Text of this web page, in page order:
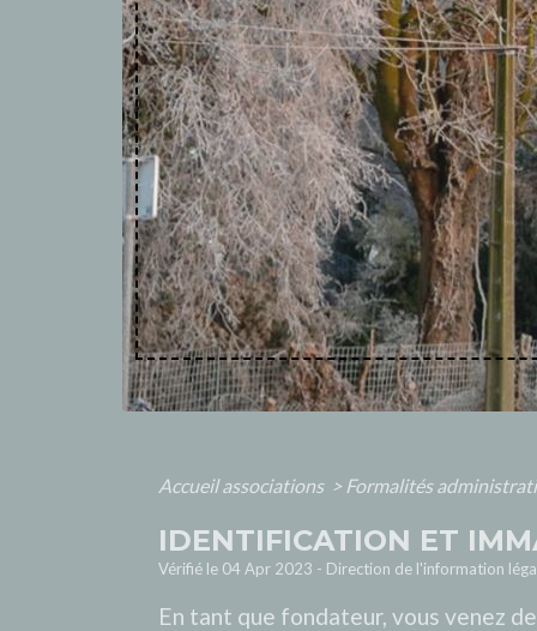
Accueil associations > Formalités
IDENTIFICATION ET
Vérifié le 04 Apr 2023 - Direction de l'information
En tant que fondateur, vous venez